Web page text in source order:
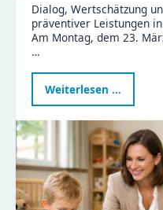
Dialog, Wertschätzung
präventiver Leistungen
Am Montag, dem 23.
…
Weiterlesen …
des
Landtags
zu
Besuch
im
Haus
Liddy